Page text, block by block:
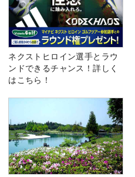
ネクストヒロイン選手とラウ
ンドできるチャンス！詳しく
はこちら！